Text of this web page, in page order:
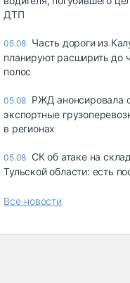
ДТП
05.08 Часть дороги из
планируют расширить до
полос
05.08 РЖД анонсировала
экспортные
в регионах
05.08 СК об атаке на
Тульской области: есть
Все новости